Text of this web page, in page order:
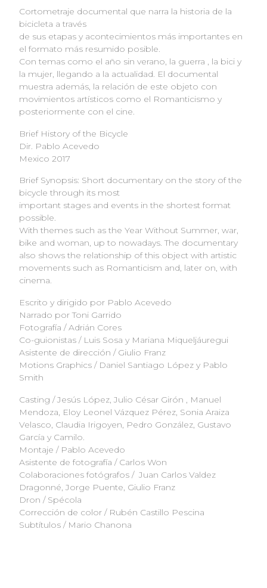
Cortometraje documental que narra la historia de la
bicicleta a través
de sus etapas y acontecimientos más importantes en
el formato más resumido posible.
Con temas como el año sin verano, la guerra , la bici y
la mujer, llegando a la actualidad. El documental
muestra además, la relación de este objeto con
movimientos artísticos como el Romanticismo y
posteriormente con el cine.
Brief History of the Bicycle
Dir. Pablo Acevedo
Mexico 2017
Brief Synopsis: Short documentary on the story of the
bicycle through its most
important stages and events in the shortest format
possible.
With themes such as the Year Without Summer, war,
bike and woman, up to nowadays. The documentary
also shows the relationship of this object with artistic
movements such as Romanticism and, later on, with
cinema.
Escrito y dirigido por Pablo Acevedo
Narrado por Toni Garrido
Fotografía / Adrián Cores
Co-guionistas / Luis Sosa y Mariana Miqueljáuregui
Asistente de dirección / Giulio Franz
Motions Graphics / Daniel Santiago López y Pablo
Smith
Casting / Jesús López, Julio César Girón , Manuel
Mendoza, Eloy Leonel Vázquez Pérez, Sonia Araiza
Velasco, Claudia Irigoyen, Pedro González, Gustavo
García y Camilo.
Montaje / Pablo Acevedo
Asistente de fotografía / Carlos Won
Colaboraciones fotógrafos / Juan Carlos Valdez
Dragonné, Jorge Puente, Giulio Franz
Dron / Spécola
Corrección de color / Rubén Castillo Pescina
Subtítulos / Mario Chanona